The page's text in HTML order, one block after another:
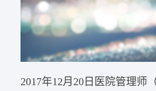
2017年12月20日医院管理师